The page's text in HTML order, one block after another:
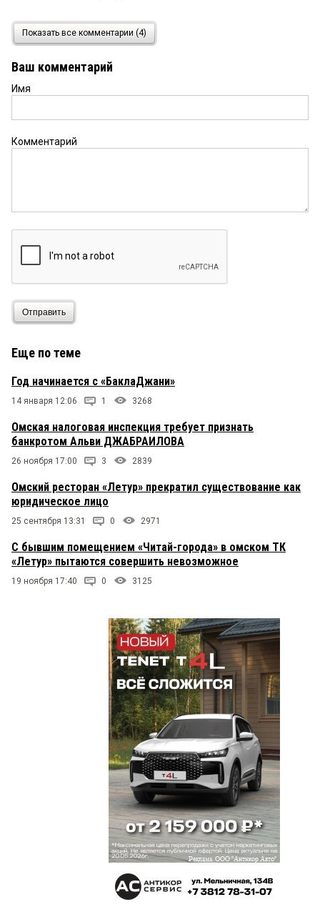
Иван 11 октября 2016 в 06:30:
Денег все равно никто не увидит, пусть снесет с
ул.Бударина свое убожество под названием
«Летур» (архитектора А.Тиля, в помощники), и
Показать все комментарии (4)
Ваш комментарий
Имя
Комментарий
Отправить
Еще по теме
Год начинается с «БаклаДжани»
14 января 12:06 1 3268
Омская налоговая инспекция требует признать
банкротом Альви ДЖАБРАИЛОВА
26 ноября 17:00 3 2839
Омский ресторан «Летур» прекратил существование как
юридическое лицо
25 сентября 13:31 0 2971
С бывшим помещением «Читай-города» в омском ТК
«Летур» пытаются совершить невозможное
19 ноября 17:40 0 3125